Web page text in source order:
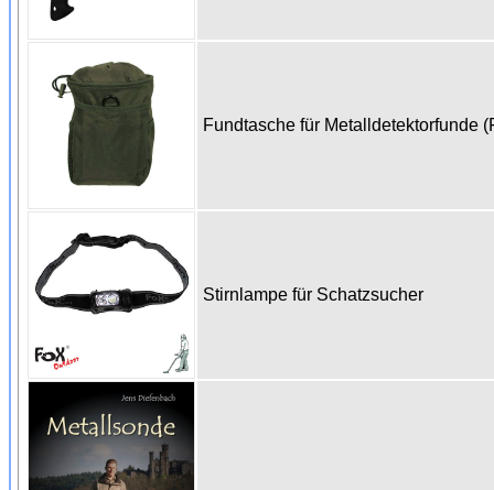
Fundtasche für Metalldetektorfunde
Stirnlampe für Schatzsucher